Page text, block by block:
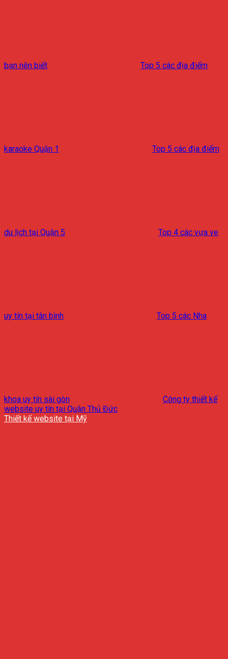
bạn nên biết Top 5 các địa điểm
karaoke Quận 1 Top 5 các địa điểm
du lịch tại Quận 5 Top 4 các vựa ve
uy tín tại tân bình Top 5 các Nha
khoa uy tín sài gòn
Công ty thiết kế
website uy tín tại Quận Thủ Đức
Thiết kế website tại Mỹ